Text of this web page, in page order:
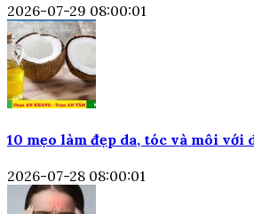
2026-07-29 08:00:01
10 mẹo làm đẹp da, tóc và môi với
2026-07-28 08:00:01